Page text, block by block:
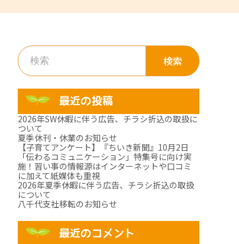
検
索:
最近の投稿
2026年SW休暇に伴う広告、チラシ折込の取扱に
ついて
夏季休刊・休業のお知らせ
【子育てアンケート】『ちいき新聞』10月2日
「伝わるコミュニケーション」特集号に向け実
施！習い事の情報源はインターネットや口コミ
に加えて紙媒体も重視
2026年夏季休暇に伴う広告、チラシ折込の取扱
について
八千代支社移転のお知らせ
最近のコメント